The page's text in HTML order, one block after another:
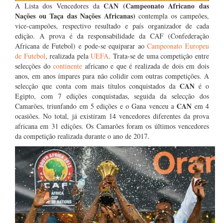
A Lista dos Vencedores daCAN (Campeonato Africano das
Nações ou Taça das Nações Africanas) contempla os campeões,
vice-campeões, respectivo resultado e país organizador de cada
edição. A prova é da responsabilidade da CAF (Confederação
Africana de Futebol) e pode-se equiparar aoCampeonato Europeu
de Futebol, realizada pelaUEFA. Trata-se de uma competição entre
selecções docontinente africano e que é realizada de dois em dois
anos, em anos ímpares para não colidir com outras competições. A
selecção que conta com mais títulos conquistados daCAN é o
Egipto, com 7 edições conquistadas, seguida da selecção dos
Camarões, triunfando em 5 edições e o Gana venceu aCAN em 4
ocasiões. No total, já existiram 14 vencedores diferentes da prova
africana em 31 edições. Os Camarões foram os últimos vencedores
da competição realizada durante o ano de 2017.